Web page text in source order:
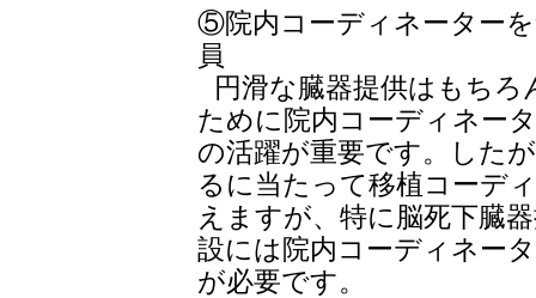
⑤院内コーディネーター
員
円滑な臓器提供はもちろ
ために院内コーディネー
の活躍が重要です。した
るに当たって移植コーデ
えますが、特に脳死下臓
設には院内コーディネー
が必要です。